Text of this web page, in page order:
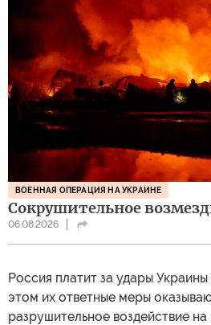
ВОЕННАЯ ОПЕРАЦИЯ НА УКРАИНЕ
Сокрушительное
06.08.2026
Россия платит за удары
этом их ответные меры
разрушительное воздействие на